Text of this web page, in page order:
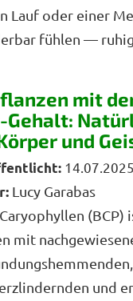
Lauf oder einer
fühlen — ruhig,
mit
Gehalt:
und
14.07.2025
Lucy Garabas
(BCP)
mit
und